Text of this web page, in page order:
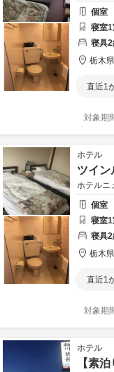
個室
寝室1
寝具2
栃木県
直近1
対象期
ホテル
ツイン
ホテル
個室
寝室1
寝具2
栃木県
直近1
対象期
ホテル
【素